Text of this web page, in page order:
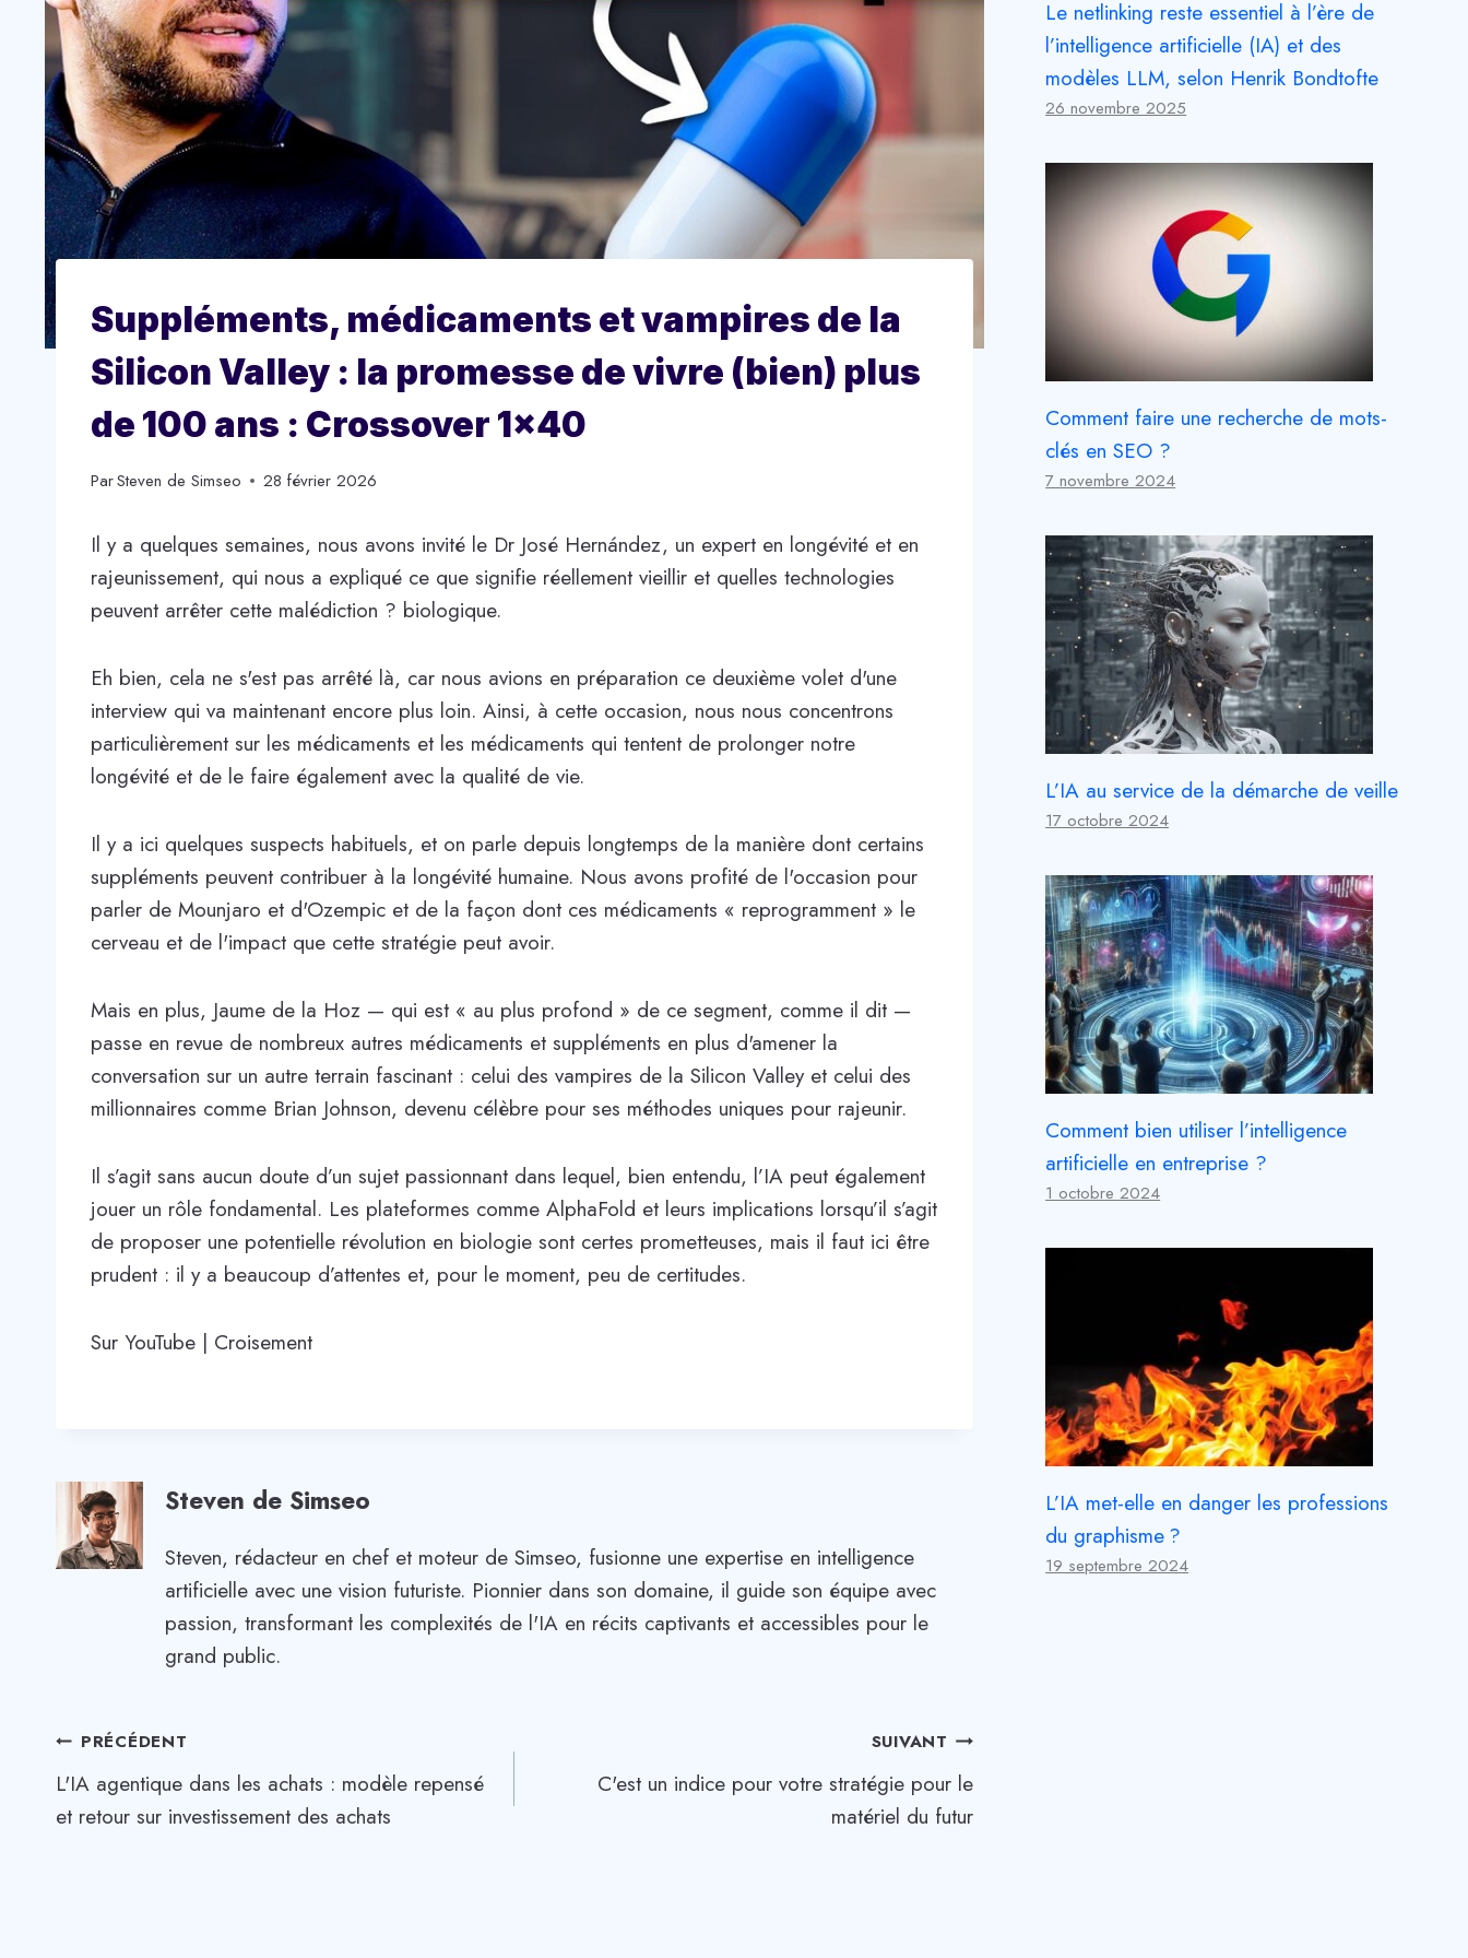
Suppléments, médicaments et vampires de la
Silicon Valley : la promesse de vivre (bien) plus
de 100 ans : Crossover 1×40
ParSteven de Simseo 28 février 2026
Il y a quelques semaines, nous avons invité le Dr José Hernández, un expert en longévité et en
rajeunissement, qui nous a expliqué ce que signifie réellement vieillir et quelles technologies
peuvent arrêter cette malédiction ? biologique.
Eh bien, cela ne s'est pas arrêté là, car nous avions en préparation ce deuxième volet d'une
interview qui va maintenant encore plus loin. Ainsi, à cette occasion, nous nous concentrons
particulièrement sur les médicaments et les médicaments qui tentent de prolonger notre
longévité et de le faire également avec la qualité de vie.
Il y a ici quelques suspects habituels, et on parle depuis longtemps de la manière dont certains
suppléments peuvent contribuer à la longévité humaine. Nous avons profité de l'occasion pour
parler de Mounjaro et d'Ozempic et de la façon dont ces médicaments « reprogramment » le
cerveau et de l'impact que cette stratégie peut avoir.
Mais en plus, Jaume de la Hoz — qui est « au plus profond » de ce segment, comme il dit —
passe en revue de nombreux autres médicaments et suppléments en plus d'amener la
conversation sur un autre terrain fascinant : celui des vampires de la Silicon Valley et celui des
millionnaires comme Brian Johnson, devenu célèbre pour ses méthodes uniques pour rajeunir.
Il s’agit sans aucun doute d’un sujet passionnant dans lequel, bien entendu, l’IA peut également
jouer un rôle fondamental. Les plateformes comme AlphaFold et leurs implications lorsqu’il s’agit
de proposer une potentielle révolution en biologie sont certes prometteuses, mais il faut ici être
prudent : il y a beaucoup d’attentes et, pour le moment, peu de certitudes.
Sur YouTube | Croisement
Steven de Simseo
Steven, rédacteur en chef et moteur de Simseo, fusionne une expertise en intelligence
artificielle avec une vision futuriste. Pionnier dans son domaine, il guide son équipe avec
passion, transformant les complexités de l'IA en récits captivants et accessibles pour le
grand public.
Navigation
de
PRÉCÉDENT
L'IA agentique dans les achats : modèle repensé
et retour sur investissement des achats
SUIVANT
C'est un indice pour votre stratégie pour le
matériel du futur
Le netlinking reste essentiel à l’ère de
l’intelligence artificielle (IA) et des
modèles LLM, selon Henrik Bondtofte
26 novembre 2025
Comment faire une recherche de mots-
clés en SEO ?
7 novembre 2024
L’IA au service de la démarche de veille
17 octobre 2024
Comment bien utiliser l’intelligence
artificielle en entreprise ?
1 octobre 2024
L’IA met-elle en danger les professions
du graphisme ?
19 septembre 2024